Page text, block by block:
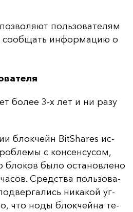
поль­зо­ва­те­лям
со­об­щать ин­фор­ма­цию о
бо­лее 3-х лет и ни ра­зу
блок­чейн BitShares ис­
с кон­сен­су­сом,
бло­ков бы­ло ос­та­нов­ле­но
Средс­тва поль­зо­ва­
ни­ка­кой уг­
что но­ды блок­чей­на те­